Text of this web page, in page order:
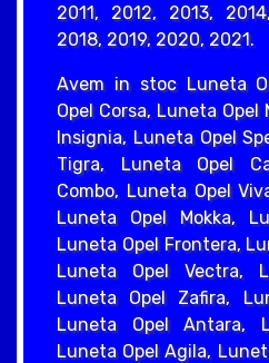
2011, 2012, 2013,
2018, 2019, 2020, 2021.
Avem in stoc Luneta
Opel Corsa, Luneta Opel
Insignia, Luneta Opel
Tigra, Luneta Opel
Combo, Luneta Opel
Luneta Opel Mokka,
Luneta Opel Frontera,
Luneta Opel Vectra,
Luneta Opel Zafira,
Luneta Opel Antara,
Luneta Opel Agila,